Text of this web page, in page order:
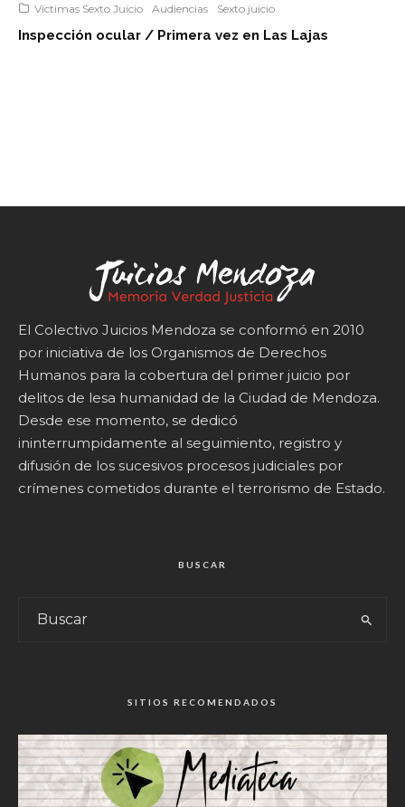
Víctimas Sexto Juicio Audiencias Sexto juicio
Inspección ocular / Primera vez en Las Lajas
El Colectivo Juicios Mendoza se conformó en 2010
por iniciativa de los Organismos de Derechos
Humanos para la cobertura del primer juicio por
delitos de lesa humanidad de la Ciudad de Mendoza.
Desde ese momento, se dedicó
ininterrumpidamente al seguimiento, registro y
difusión de los sucesivos procesos judiciales por
crímenes cometidos durante el terrorismo de Estado.
BUSCAR
SITIOS RECOMENDADOS